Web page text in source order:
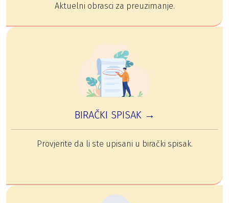
Aktuelni obrasci za preuzimanje.
BIRAČKI SPISAK →
Provjerite da li ste upisani u birački spisak.